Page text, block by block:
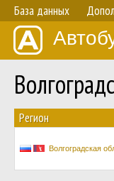
База данных
Регион
Волгоградская